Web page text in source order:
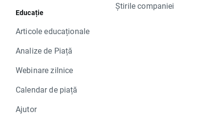
Educație
Articole educaționale
Analize de Piață
Webinare zilnice
Calendar de piață
Ajutor
Știrile companiei